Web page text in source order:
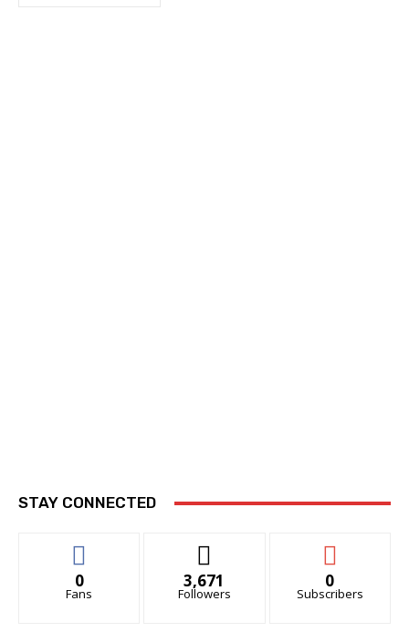
STAY CONNECTED
0
Fans
3,671
Followers
0
Subscribers